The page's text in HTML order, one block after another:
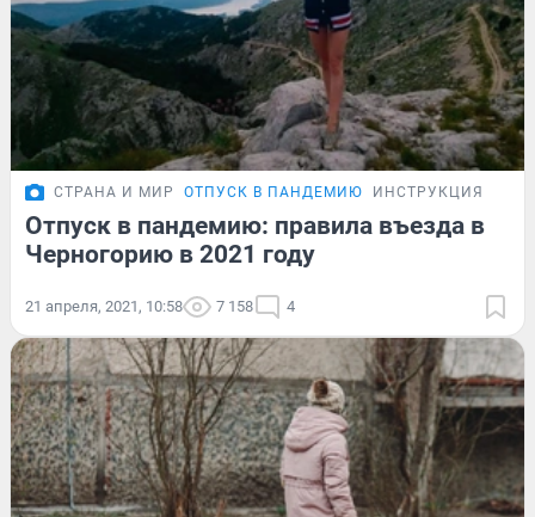
СТРАНА И МИР ОТПУСК В ПАНДЕМИЮ ИНСТРУКЦИЯ
Отпуск в пандемию: правила въезда в
Черногорию в 2021 году
21 апреля, 2021, 10:58 7 158 4